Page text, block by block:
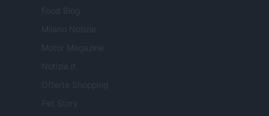
Food Blog
Milano Notizie
Motor Magazine
Notizie.it
Offerte Shopping